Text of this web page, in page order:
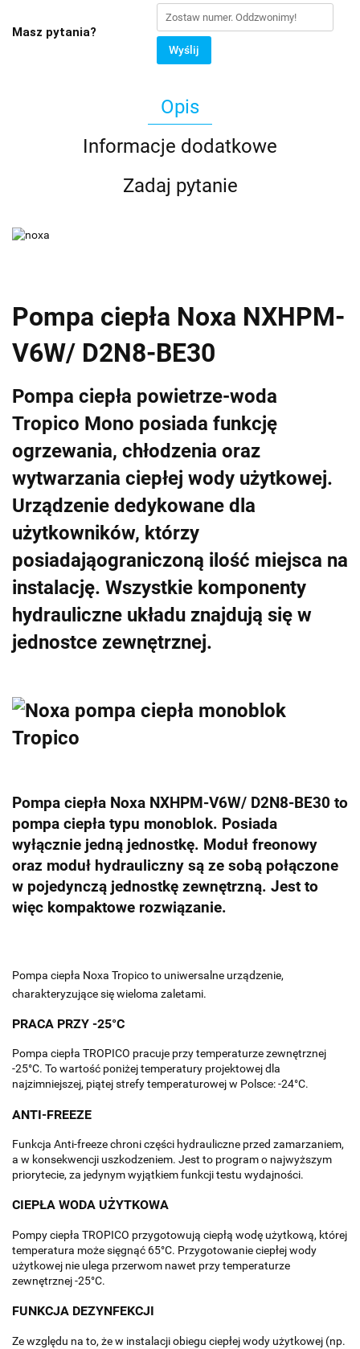
Masz pytania?
Wyślij
Opis
Informacje dodatkowe
Zadaj pytanie
Pompa ciepła Noxa NXHPM-
V6W/ D2N8-BE30
Pompa ciepła powietrze-woda
Tropico Mono posiada funkcję
ogrzewania, chłodzenia oraz
wytwarzania ciepłej wody użytkowej.
Urządzenie dedykowane dla
użytkowników, którzy
posiadająograniczoną ilość miejsca na
instalację. Wszystkie komponenty
hydrauliczne układu znajdują się w
jednostce zewnętrznej.
Pompa ciepła Noxa NXHPM-V6W/ D2N8-BE30 to
pompa ciepła typu monoblok. Posiada
wyłącznie jedną jednostkę. Moduł freonowy
oraz moduł hydrauliczny są ze sobą połączone
w pojedynczą jednostkę zewnętrzną. Jest to
więc kompaktowe rozwiązanie.
Pompa ciepła Noxa Tropico to uniwersalne urządzenie,
charakteryzujące się wieloma zaletami.
PRACA PRZY -25°C
Pompa ciepła TROPICO pracuje przy temperaturze zewnętrznej
-25°C. To wartość poniżej temperatury projektowej dla
najzimniejszej, piątej strefy temperaturowej w Polsce: -24°C.
ANTI-FREEZE
Funkcja Anti-freeze chroni części hydrauliczne przed zamarzaniem,
a w konsekwencji uszkodzeniem. Jest to program o najwyższym
priorytecie, za jedynym wyjątkiem funkcji testu wydajności.
CIEPŁA WODA UŻYTKOWA
Pompy ciepła TROPICO przygotowują ciepłą wodę użytkową, której
temperatura może sięgnąć 65°C. Przygotowanie ciepłej wody
użytkowej nie ulega przerwom nawet przy temperaturze
zewnętrznej -25°C.
FUNKCJA DEZYNFEKCJI
Ze względu na to, że w instalacji obiegu ciepłej wody użytkowej (np.